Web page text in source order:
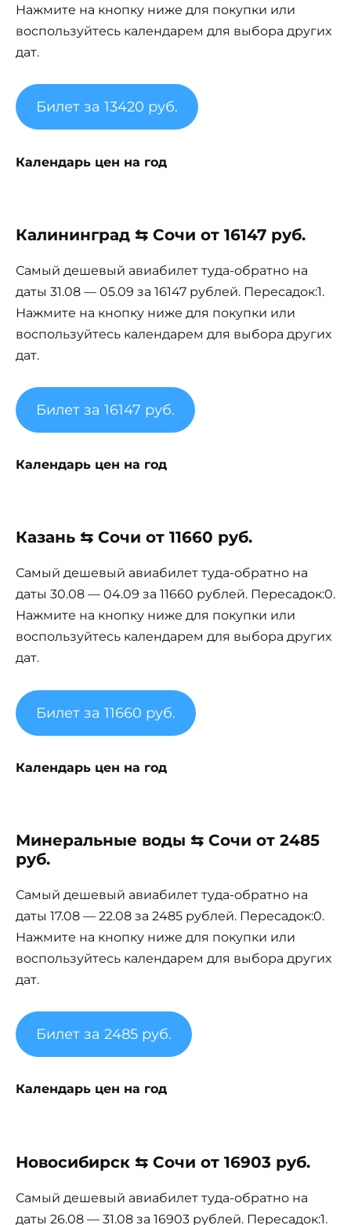
Нажмите на кнопку ниже для покупки или
воспользуйтесь календарем для выбора других
дат.
Билет за 13420 руб.
Календарь цен на год
Калининград ⇆ Сочи от 16147 руб.
Самый дешевый авиабилет туда-обратно на
даты 31.08 — 05.09 за 16147 рублей. Пересадок:1.
Нажмите на кнопку ниже для покупки или
воспользуйтесь календарем для выбора других
дат.
Билет за 16147 руб.
Календарь цен на год
Казань ⇆ Сочи от 11660 руб.
Самый дешевый авиабилет туда-обратно на
даты 30.08 — 04.09 за 11660 рублей. Пересадок:0.
Нажмите на кнопку ниже для покупки или
воспользуйтесь календарем для выбора других
дат.
Билет за 11660 руб.
Календарь цен на год
Минеральные воды ⇆ Сочи от 2485
руб.
Самый дешевый авиабилет туда-обратно на
даты 17.08 — 22.08 за 2485 рублей. Пересадок:0.
Нажмите на кнопку ниже для покупки или
воспользуйтесь календарем для выбора других
дат.
Билет за 2485 руб.
Календарь цен на год
Новосибирск ⇆ Сочи от 16903 руб.
Самый дешевый авиабилет туда-обратно на
даты 26.08 — 31.08 за 16903 рублей. Пересадок:1.